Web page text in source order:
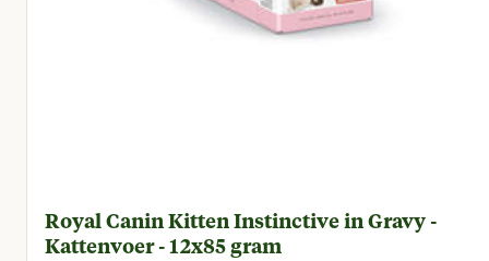
Royal Canin Kitten Instinctive in Gravy -
Kattenvoer - 12x85 gram